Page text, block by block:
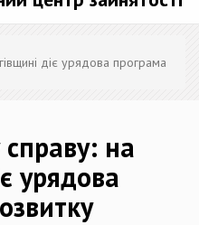
діє урядова програма
справу: на
урядова